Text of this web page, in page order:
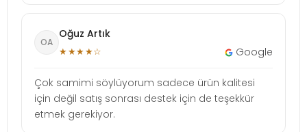
OA
Oğuz Artık
★★★★☆ Google
Çok samimi söylüyorum sadece ürün kalitesi
için değil satış sonrası destek için de teşekkür
etmek gerekiyor.